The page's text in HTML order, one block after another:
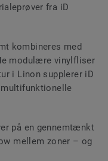
fra iD
kombineres med
modulære vinylfliser
i Linon supplerer iD
på en gennemtænkt
mellem zoner – og